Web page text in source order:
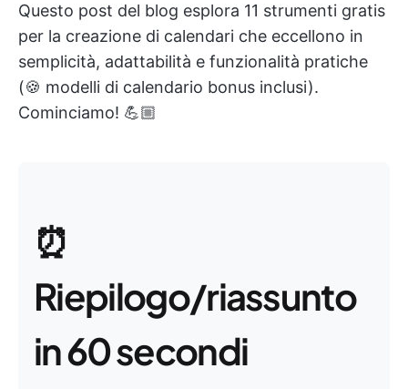
Questo post del blog esplora 11 strumenti gratis
per la creazione di calendari che eccellono in
semplicità, adattabilità e funzionalità pratiche
(🍪 modelli di calendario bonus inclusi).
Cominciamo! 💪🏼
⏰
Riepilogo/riassunto
in 60 secondi